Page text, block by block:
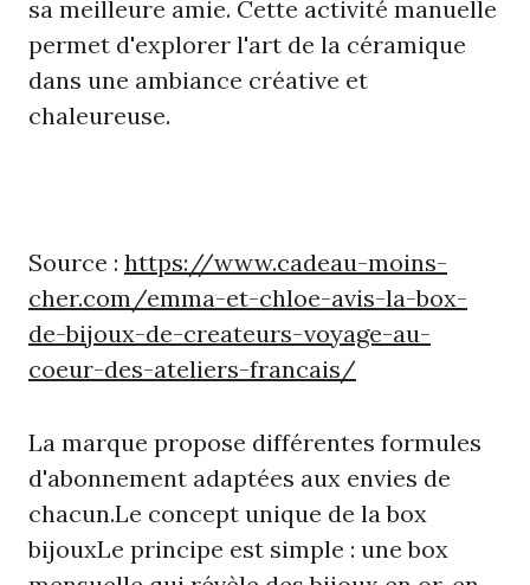
sa meilleure amie. Cette activité manuelle
permet d'explorer l'art de la céramique
dans une ambiance créative et
chaleureuse.
Source : https://www.cadeau-moins-
cher.com/emma-et-chloe-avis-la-box-
de-bijoux-de-createurs-voyage-au-
coeur-des-ateliers-francais/
La marque propose différentes formules
d'abonnement adaptées aux envies de
chacun.Le concept unique de la box
bijouxLe principe est simple : une box